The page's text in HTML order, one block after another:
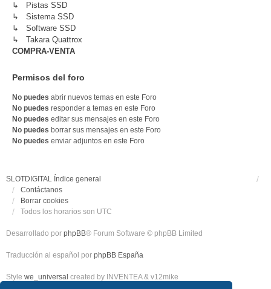
↳ Pistas SSD
↳ Sistema SSD
↳ Software SSD
↳ Takara Quattrox
COMPRA-VENTA
Permisos del foro
No puedes abrir nuevos temas en este Foro
No puedes responder a temas en este Foro
No puedes editar sus mensajes en este Foro
No puedes borrar sus mensajes en este Foro
No puedes enviar adjuntos en este Foro
SLOTDIGITAL Índice general
Contáctanos
Borrar cookies
Todos los horarios son UTC
Desarrollado por phpBB® Forum Software © phpBB Limited
Traducción al español por phpBB España
Style we_universal created by INVENTEA & v12mike